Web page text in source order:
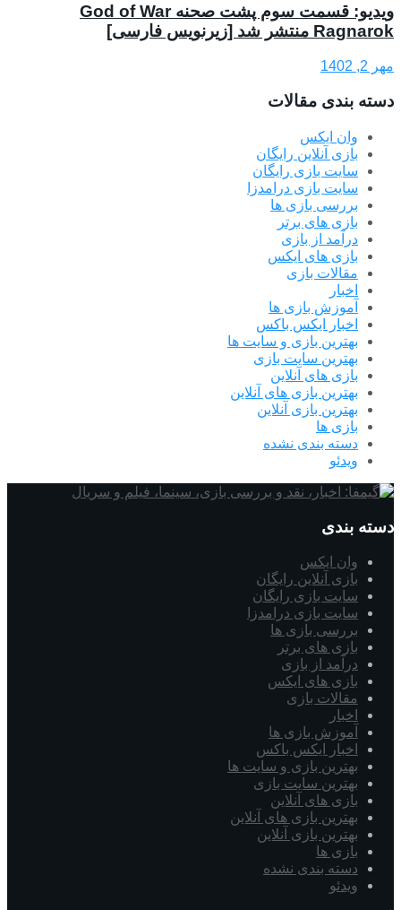
ویدیو: قسمت سوم پشت صحنه God of War
Ragnarok منتشر شد [زیرنویس فارسی]
مهر 2, 1402
دسته بندی مقالات
وان ایکس
بازی آنلاین رایگان
سایت بازی رایگان
سایت بازی درامدزا
بررسی بازی ها
بازی های برتر
درآمد از بازی
بازی های ایکس
مقالات بازی
اخبار
آموزش بازی ها
اخبار ایکس باکس
بهترین بازی و سایت ها
بهترین سایت بازی
بازی های آنلاین
بهترین بازی های آنلاین
بهترین بازی آنلاین
بازی ها
دسته بندی نشده
ویدئو
دسته بندی
وان ایکس
بازی آنلاین رایگان
سایت بازی رایگان
سایت بازی درامدزا
بررسی بازی ها
بازی های برتر
درآمد از بازی
بازی های ایکس
مقالات بازی
اخبار
آموزش بازی ها
اخبار ایکس باکس
بهترین بازی و سایت ها
بهترین سایت بازی
بازی های آنلاین
بهترین بازی های آنلاین
بهترین بازی آنلاین
بازی ها
دسته بندی نشده
ویدئو